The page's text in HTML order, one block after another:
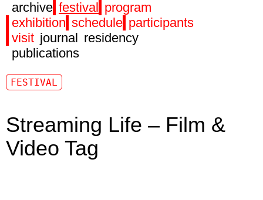
archive festival program
exhibition schedule participants
visit journal residency
publications
FESTIVAL
Streaming Life – Film &
Video Tag